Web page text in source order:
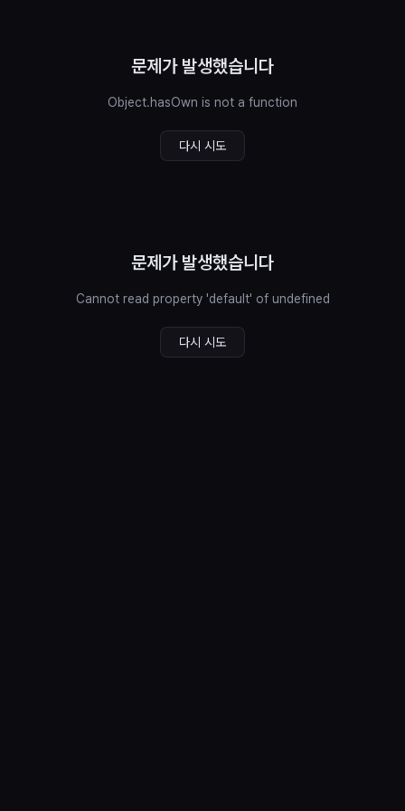
문제가 발생했습니다
Object.hasOwn is not a function
다시 시도
문제가 발생했습니다
Cannot read property 'default' of undefined
다시 시도